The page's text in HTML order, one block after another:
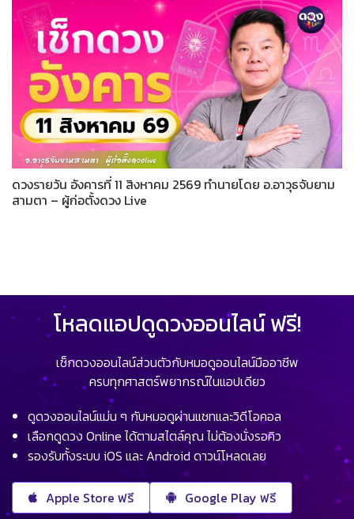
ดวงรายวัน อังคารที่ 11 สิงหาคม 2569 ทำนายโดย อ.อาวุธจับยาม
สามตา – ผู้ก่อตั้งดวง Live
โหลดแอปดูดวงออนไลน์ ฟรี!
เช็กดวงออนไลน์ส่วนตัวกับหมอดูออนไลน์มืออาชีพ
ครบทุกศาสตร์พยากรณ์ในแอปเดียว
ดูดวงออนไลน์แม่น ๆ กับหมอดูผ่านแชทและวิดีโอคอล
เลือกดูดวง Online ได้ตามสไตล์คุณ ไม่ต้องนั่งรอคิว
รองรับทั้งระบบ iOS และ Android ดาวน์โหลดเลย
Apple Store ฟรี Google Play ฟรี